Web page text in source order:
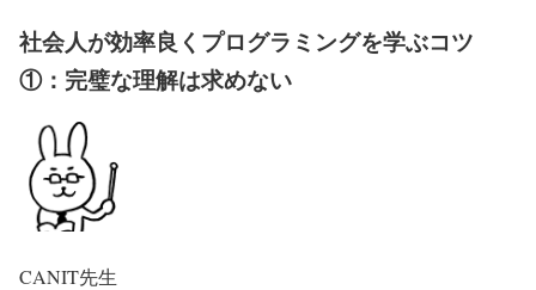
社会人が効率良くプログラミングを学ぶコツ
①：完璧な理解は求めない
CANIT先生